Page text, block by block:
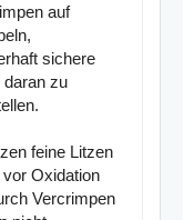
auf
sichere
daran zu
feine Litzen
Oxidation
Vercrimpen